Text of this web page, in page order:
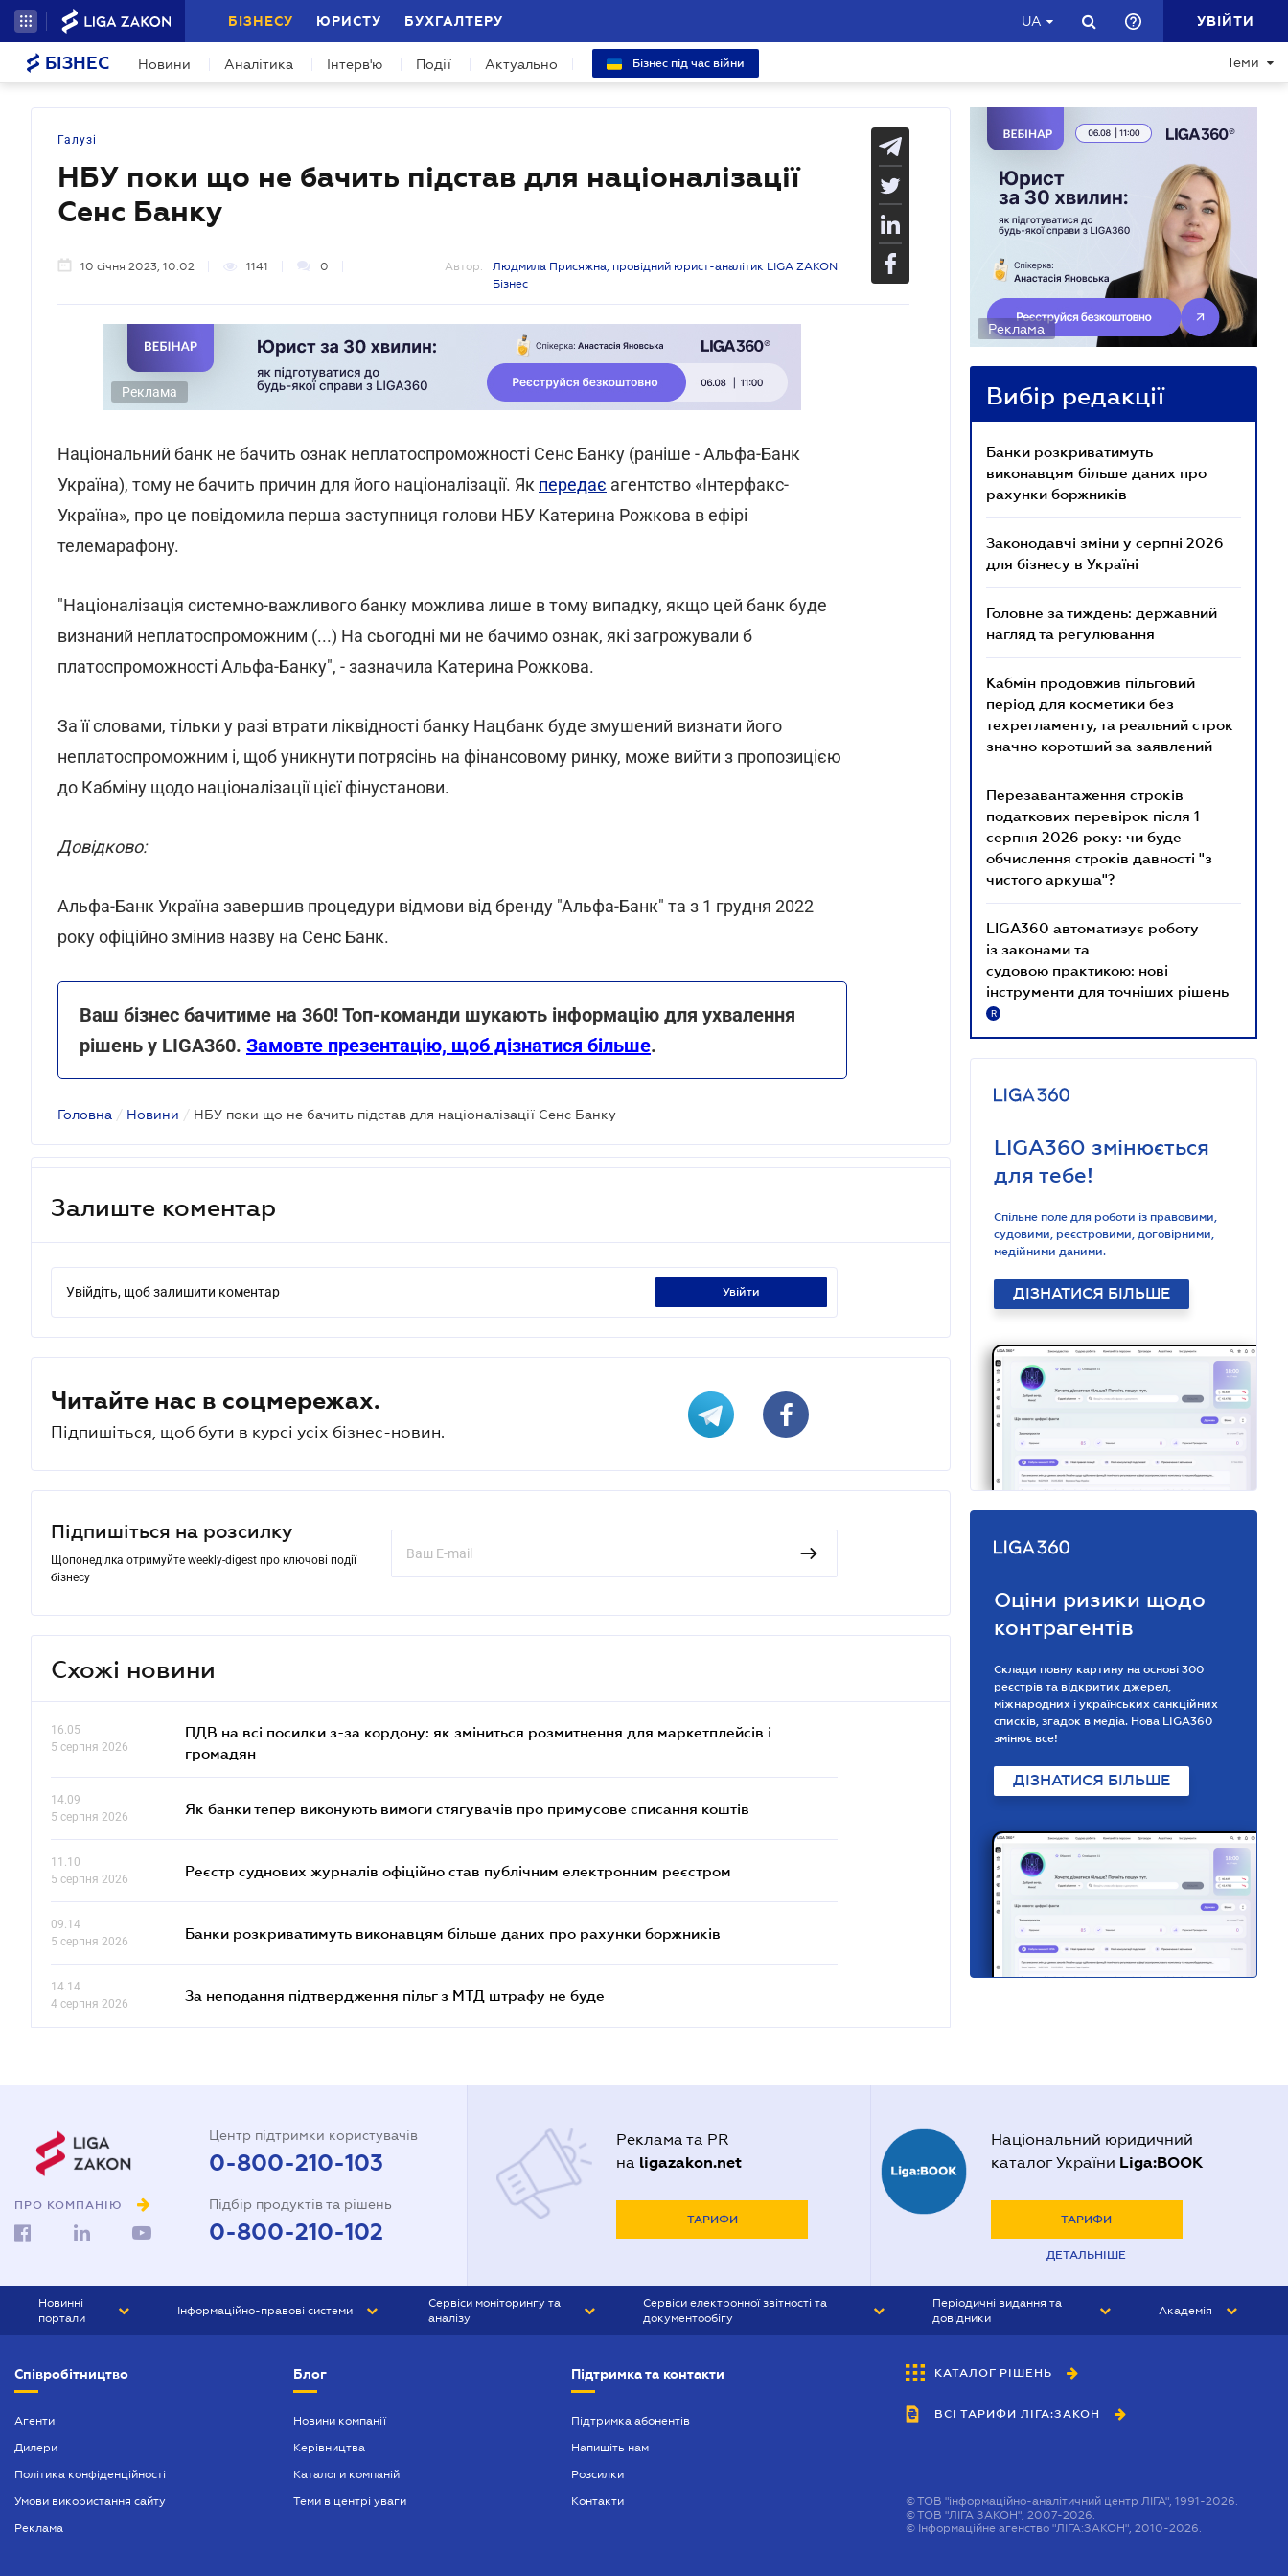
БІЗНЕСУ ЮРИСТУ БУХГАЛТЕРУ UA УВІЙТИ
БІЗНЕС Новини Аналітика Інтерв'ю Події Актуально Бізнес під час війни Теми
Галузі
НБУ поки що не бачить підстав для націоналізації
Сенс Банку
10 січня 2023, 10:02 1141 0 Автор:
Людмила Присяжна, провідний юрист-аналітик LIGA ZAKON
Бізнес
Реклама
Національний банк не бачить ознак неплатоспроможності Сенс Банку (раніше - Альфа-Банк
Україна), тому не бачить причин для його націоналізації. Як передає агентство «Інтерфакс-
Україна», про це повідомила перша заступниця голови НБУ Катерина Рожкова в ефірі
телемарафону.
"Націоналізація системно-важливого банку можлива лише в тому випадку, якщо цей банк буде
визнаний неплатоспроможним (...) На сьогодні ми не бачимо ознак, які загрожували б
платоспроможності Альфа-Банку", - зазначила Катерина Рожкова.
За її словами, тільки у разі втрати ліквідності банку Нацбанк буде змушений визнати його
неплатоспроможним і, щоб уникнути потрясінь на фінансовому ринку, може вийти з пропозицією
до Кабміну щодо націоналізації цієї фінустанови.
Довідково:
Альфа-Банк Україна завершив процедури відмови від бренду "Альфа-Банк" та з 1 грудня 2022
року офіційно змінив назву на Сенс Банк.
Ваш бізнес бачитиме на 360! Топ-команди шукають інформацію для ухвалення
рішень у LIGA360. Замовте презентацію, щоб дізнатися більше.
Головна / Новини / НБУ поки що не бачить підстав для націоналізації Сенс Банку
Залиште коментар
Увійдіть, щоб залишити коментар увійти
Читайте нас в соцмережах.
Підпишіться, щоб бути в курсі усіх бізнес-новин.
Підпишіться на розсилку
Щопонеділка отримуйте weekly-digest про ключові події
бізнесу
Схожі новини
16.05
5 серпня 2026
ПДВ на всі посилки з-за кордону: як зміниться розмитнення для маркетплейсів і
громадян
14.09
5 серпня 2026
Як банки тепер виконують вимоги стягувачів про примусове списання коштів
11.10
5 серпня 2026
Реєстр суднових журналів офіційно став публічним електронним реєстром
09.14
5 серпня 2026
Банки розкриватимуть виконавцям більше даних про рахунки боржників
14.14
4 серпня 2026
За неподання підтвердження пільг з МТД штрафу не буде
Реклама
Вибір редакції
Банки розкриватимуть
виконавцям більше даних про
рахунки боржників
Законодавчі зміни у серпні 2026
для бізнесу в Україні
Головне за тиждень: державний
нагляд та регулювання
Кабмін продовжив пільговий
період для косметики без
техрегламенту, та реальний строк
значно коротший за заявлений
Перезавантаження строків
податкових перевірок після 1
серпня 2026 року: чи буде
обчислення строків давності "з
чистого аркуша"?
LIGA360 автоматизує роботу
із законами та
судовою практикою: нові
інструменти для точніших рішень
R
LIGA360 змінюється
для тебе!
Спільне поле для роботи із правовими,
судовими, реєстровими, договірними,
медійними даними.
ДІЗНАТИСЯ БІЛЬШЕ
Оціни ризики щодо
контрагентів
Склади повну картину на основі 300
реєстрів та відкритих джерел,
міжнародних і українських санкційних
списків, згадок в медіа. Нова LIGA360
змінює все!
ДІЗНАТИСЯ БІЛЬШЕ
ПРО КОМПАНІЮ
Центр підтримки користувачів
0-800-210-103
Підбір продуктів та рішень
0-800-210-102
Реклама та PR
на ligazakon.net
ТАРИФИ
Національний юридичний
каталог України Liga:BOOK
ТАРИФИ
ДЕТАЛЬНІШЕ
Новинні
портали
БІЗНЕС
Інформаційно-правові системи
БУХГАЛТЕР ПРОФ
Сервіси моніторингу та
аналізу
Сервіси електронної звітності та
документообігу
Періодичні видання та
довідники
БУХГАЛТЕР&ЗАКОН
ВІСНИК МСФЗ
Академія
Співробітництво
Агенти
Дилери
Політика конфіденційності
Умови використання сайту
Реклама
Блог
Новини компанії
Керівництва
Каталоги компаній
Теми в центрі уваги
Підтримка та контакти
Підтримка абонентів
Напишіть нам
Розсилки
Контакти
КАТАЛОГ РІШЕНЬ
ВСІ ТАРИФИ ЛІГА:ЗАКОН
©ТОВ "інформаційно-аналітичний центр ЛІГА", 1991-2026.
©ТОВ "ЛІГА ЗАКОН", 2007-2026.
© Інформаційне агенство "ЛІГА:ЗАКОН", 2010-2026.